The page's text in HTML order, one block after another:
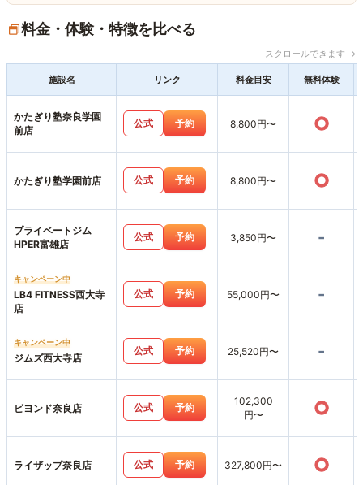
料金・体験・特徴を比べる
スクロールできます →
施設名 リンク 料金目安 無料体験
かたぎり塾奈良学園
前店
公式 予約 8,800円〜 ○
かたぎり塾学園前店 公式 予約 8,800円〜 ○
プライベートジム
HPER富雄店
公式 予約 3,850円〜 -
キャンペーン中
LB4 FITNESS西大寺
店
公式 予約 55,000円〜 -
キャンペーン中
ジムズ西大寺店
公式 予約 25,520円〜 -
ビヨンド奈良店 公式 予約
102,300
円〜
○
ライザップ奈良店 公式 予約 327,800円〜 ○